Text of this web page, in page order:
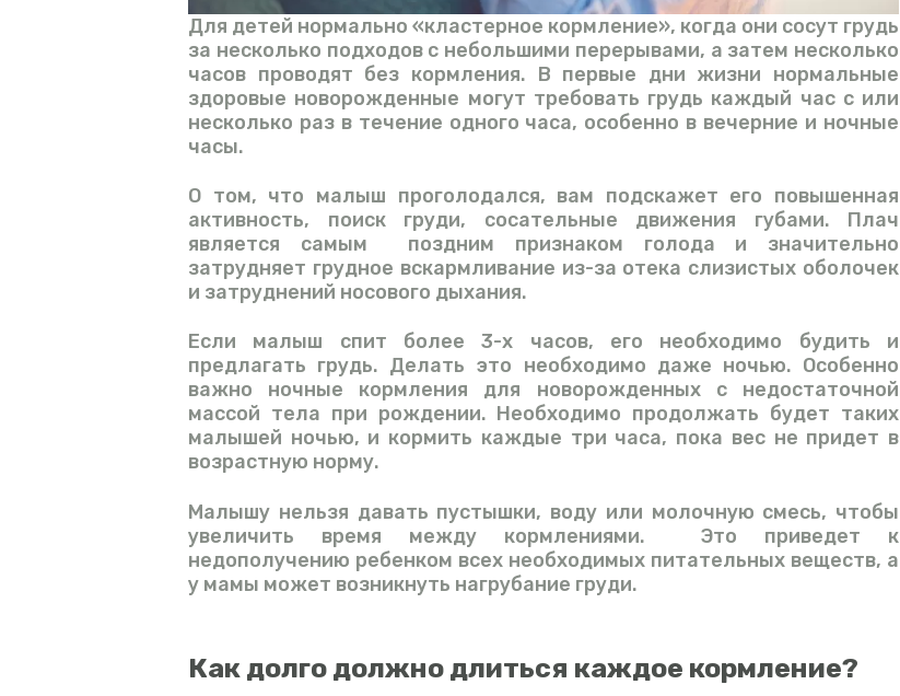
Для детей нормально «кластерное кормление», когда они сосут грудь
за несколько подходов с небольшими перерывами, а затем несколько
часов проводят без кормления. В первые дни жизни нормальные
здоровые новорожденные могут требовать грудь каждый час с или
несколько раз в течение одного часа, особенно в вечерние и ночные
часы.
О том, что малыш проголодался, вам подскажет его повышенная
активность, поиск груди, сосательные движения губами. Плач
является самым поздним признаком голода и значительно
затрудняет грудное вскармливание из-за отека слизистых оболочек
и затруднений носового дыхания.
Если малыш спит более 3-х часов, его необходимо будить и
предлагать грудь. Делать это необходимо даже ночью. Особенно
важно ночные кормления для новорожденных с недостаточной
массой тела при рождении. Необходимо продолжать будет таких
малышей ночью, и кормить каждые три часа, пока вес не придет в
возрастную норму.
Малышу нельзя давать пустышки, воду или молочную смесь, чтобы
увеличить время между кормлениями. Это приведет к
недополучению ребенком всех необходимых питательных веществ, а
у мамы может возникнуть нагрубание груди.
Как долго должно длиться каждое кормление?